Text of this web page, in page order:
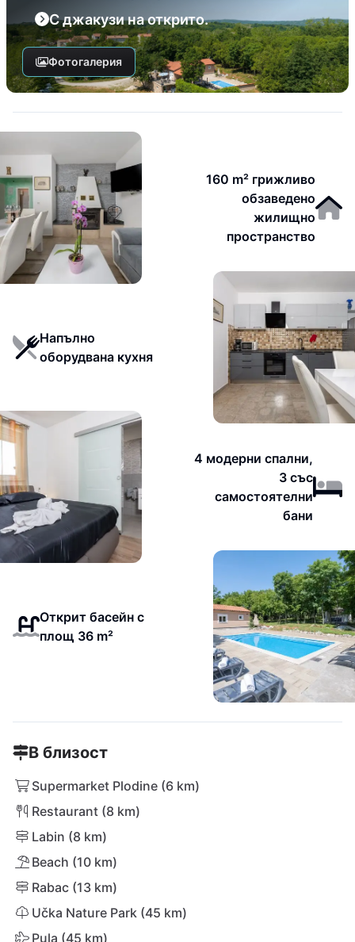
С джакузи на открито.
Фотогалерия
160 m² грижливо
обзаведено
жилищно
пространство
Напълно
оборудвана кухня
4 модерни спални,
3 със
самостоятелни
бани
Открит басейн с
площ 36 m²
В близост
Supermarket Plodine (6 km)
Restaurant (8 km)
Labin (8 km)
Beach (10 km)
Rabac (13 km)
Učka Nature Park (45 km)
Pula (45 km)